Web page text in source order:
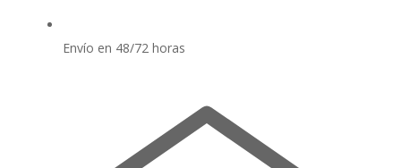
Envío en 48/72 horas